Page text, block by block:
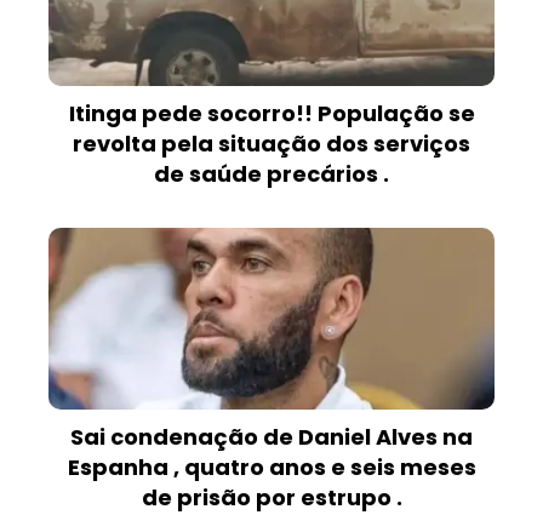
Itinga pede socorro!! População se
revolta pela situação dos serviços
de saúde precários .
Sai condenação de Daniel Alves na
Espanha , quatro anos e seis meses
de prisão por estrupo .